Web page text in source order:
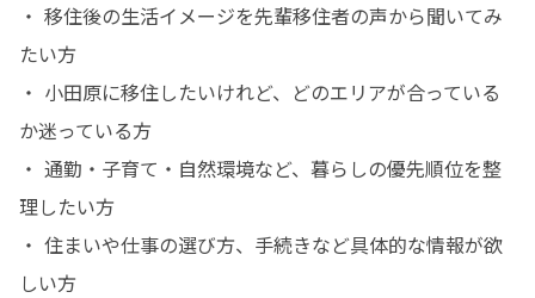
・ 移住後の生活イメージを先輩移住者の声から聞いてみ
たい方
・ 小田原に移住したいけれど、どのエリアが合っている
か迷っている方
・ 通勤・子育て・自然環境など、暮らしの優先順位を整
理したい方
・ 住まいや仕事の選び方、手続きなど具体的な情報が欲
しい方